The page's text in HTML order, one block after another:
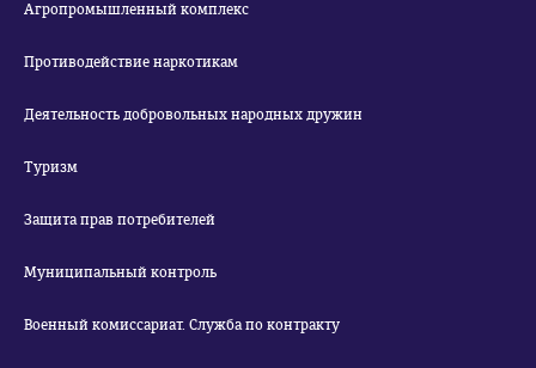
Агропромышленный комплекс
Противодействие наркотикам
Деятельность добровольных народных дружин
Туризм
Защита прав потребителей
Муниципальный контроль
Военный комиссариат. Служба по контракту